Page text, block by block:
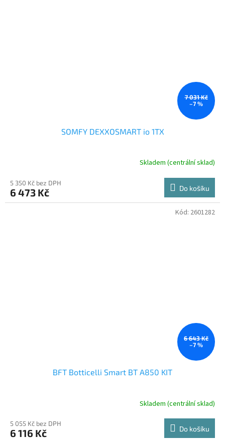
7 031 Kč
–7 %
SOMFY DEXXOSMART io 1TX
Skladem (centrální sklad)
5 350 Kč bez DPH
6 473 Kč Do košíku
6 643 Kč
–7 %
BFT Botticelli Smart BT A850 KIT
Skladem (centrální sklad)
5 055 Kč bez DPH
6 116 Kč Do košíku
Kód: 2601282